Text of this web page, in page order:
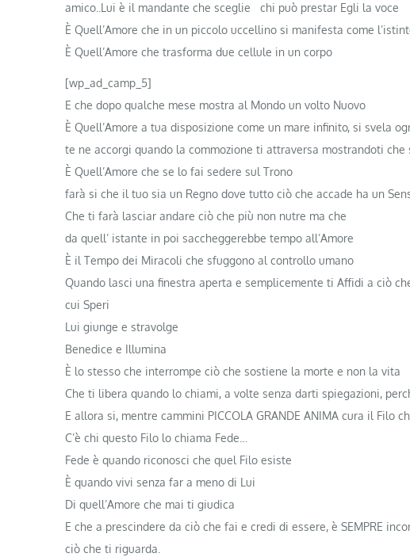
amico..Lui è il mandante che sceglie chi può prestar Egli la voce
È Quell’Amore che in un piccolo uccellino si manifesta come
È Quell’Amore che trasforma due cellule in un corpo
[wp_ad_camp_5]
E che dopo qualche mese mostra al Mondo un volto Nuovo
È Quell’Amore a tua disposizione come un mare infinito, si svela
te ne accorgi quando la commozione ti attraversa mostrandoti
È Quell’Amore che se lo fai sedere sul Trono
farà si che il tuo sia un Regno dove tutto ciò che accade ha un
Che ti farà lasciar andare ciò che più non nutre ma che
da quell’ istante in poi saccheggerebbe tempo all’Amore
È il Tempo dei Miracoli che sfuggono al controllo umano
Quando lasci una finestra aperta e semplicemente ti Affidi a ciò
cui Speri
Lui giunge e stravolge
Benedice e Illumina
È lo stesso che interrompe ciò che sostiene la morte e non la vita
Che ti libera quando lo chiami, a volte senza darti spiegazioni,
E allora si, mentre cammini PICCOLA GRANDE ANIMA cura il Filo
C’è chi questo Filo lo chiama Fede…
Fede è quando riconosci che quel Filo esiste
È quando vivi senza far a meno di Lui
Di quell’Amore che mai ti giudica
E che a prescindere da ciò che fai e credi di essere, è SEMPRE
ciò che ti riguarda.